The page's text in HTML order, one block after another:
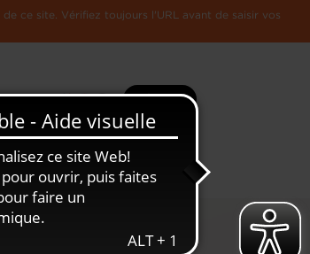
ce site. Vérifiez toujours l'URL avant de saisir vos
Plus
L'Economie